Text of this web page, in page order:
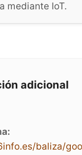
mediante IoT.
adicional
baliza/